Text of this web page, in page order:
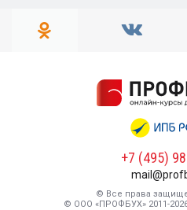
+7 (495)
© Все права
© ООО «ПРОФБУХ» 2011-